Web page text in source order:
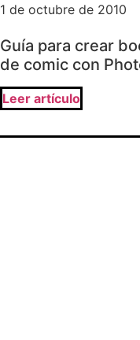
1 de octubre de 2010
Guía para crear
de comic con
Leer artículo